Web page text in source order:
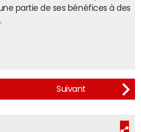
partie de ses bénéfices à des